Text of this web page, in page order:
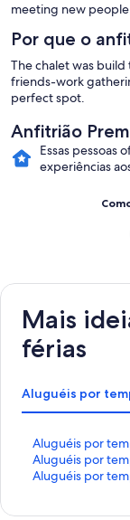
meeting new
Por que o
The chalet was
friends-work
perfect spot.
Anfitrião
Essas pessoas
experiências
Mais
férias
Aluguéis por
Aluguéis por
L
i
n
Aluguéis por
L
iAluguéis por
L